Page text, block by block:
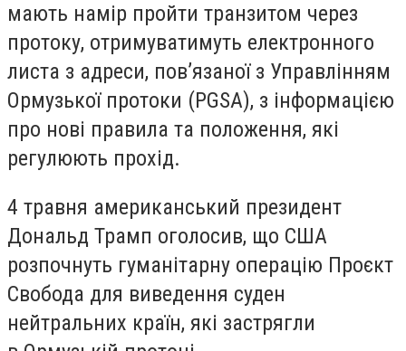
мають намір пройти транзитом через
протоку, отримуватимуть електронного
листа з адреси, пов’язаної з Управлінням
Ормузької протоки (PGSA), з інформацією
про нові правила та положення, які
регулюють прохід.
4 травня американський президент
Дональд Трамп оголосив, що США
розпочнуть гуманітарну операцію Проєкт
Свобода для виведення суден
нейтральних країн, які застрягли